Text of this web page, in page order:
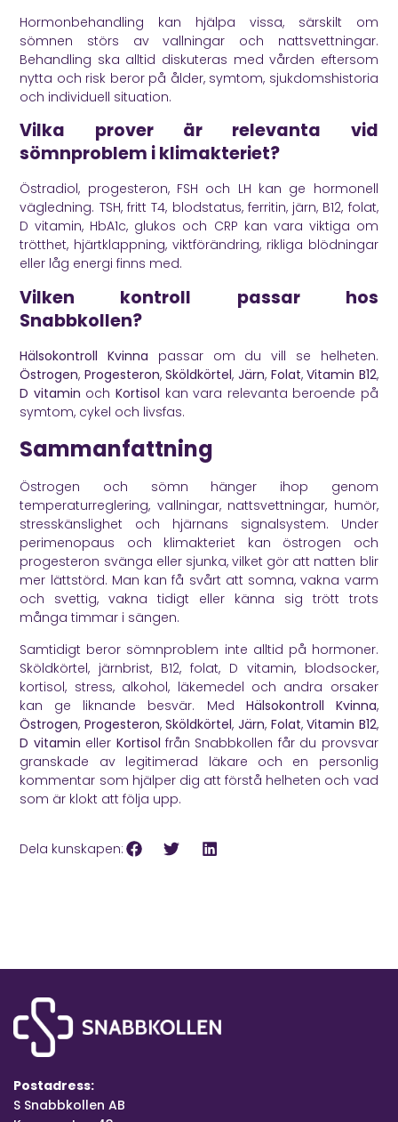
Hormonbehandling kan hjälpa vissa, särskilt om
sömnen störs av vallningar och nattsvettningar.
Behandling ska alltid diskuteras med vården eftersom
nytta och risk beror på ålder, symtom, sjukdomshistoria
och individuell situation.
Vilka prover är relevanta vid
sömnproblem i klimakteriet?
Östradiol, progesteron, FSH och LH kan ge hormonell
vägledning. TSH, fritt T4, blodstatus, ferritin, järn, B12, folat,
D vitamin, HbA1c, glukos och CRP kan vara viktiga om
trötthet, hjärtklappning, viktförändring, rikliga blödningar
eller låg energi finns med.
Vilken kontroll passar hos
Snabbkollen?
Hälsokontroll Kvinna passar om du vill se helheten.
Östrogen, Progesteron,Sköldkörtel,Järn, Folat,Vitamin B12,
D vitamin och Kortisol kan vara relevanta beroende på
symtom, cykel och livsfas.
Sammanfattning
Östrogen och sömn hänger ihop genom
temperaturreglering, vallningar, nattsvettningar, humör,
stresskänslighet och hjärnans signalsystem. Under
perimenopaus och klimakteriet kan östrogen och
progesteron svänga eller sjunka, vilket gör att natten blir
mer lättstörd. Man kan få svårt att somna, vakna varm
och svettig, vakna tidigt eller känna sig trött trots
många timmar i sängen.
Samtidigt beror sömnproblem inte alltid på hormoner.
Sköldkörtel, järnbrist, B12, folat, D vitamin, blodsocker,
kortisol, stress, alkohol, läkemedel och andra orsaker
kan ge liknande besvär. Med Hälsokontroll Kvinna,
Östrogen, Progesteron,Sköldkörtel,Järn, Folat,Vitamin B12,
D vitamin eller Kortisol från Snabbkollen får du provsvar
granskade av legitimerad läkare och en personlig
kommentar som hjälper dig att förstå helheten och vad
som är klokt att följa upp.
Dela kunskapen:
Postadress:
S Snabbkollen AB